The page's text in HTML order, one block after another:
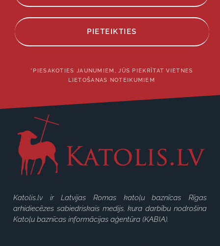
PIETEIKTIES
*PIESAKOTIES JAUNUMIEM, JŪS PIEKRĪTAT VIETNES
LIETOŠANAS NOTEIKUMIEM
Katolis.lv ir Latvijas Romas katoļu baznīcas Rīgas
arhidiecēzes sabiedriskais medijs, kura darbību nodrošina
Katoļu baznīcas informācijas aģentūra (KABIA).